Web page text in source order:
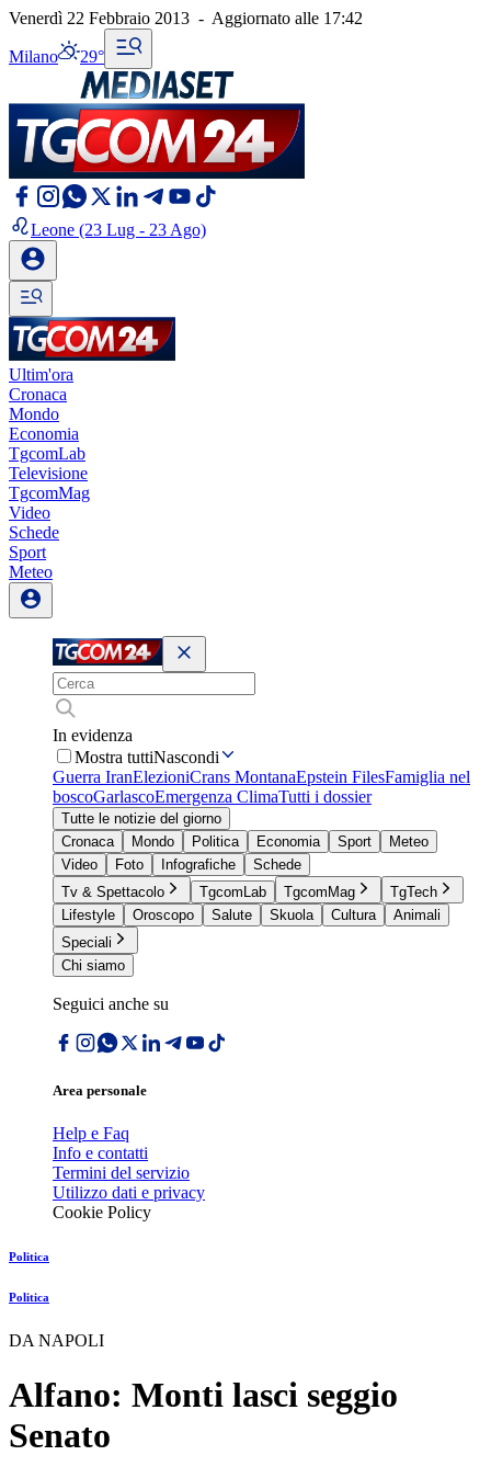
Venerdì 22 Febbraio 2013 - Aggiornato alle 17:42
Milano 29°
Leone (23 Lug - 23 Ago)
Ultim'ora
Cronaca
Mondo
Economia
TgcomLab
Televisione
TgcomMag
Video
Schede
Sport
Meteo
In evidenza
Mostra tuttiNascondi
Guerra IranElezioniCrans MontanaEpstein FilesFamiglia nel
boscoGarlascoEmergenza ClimaTutti i dossier
Tutte le notizie del giorno
Cronaca
Mondo Politica Economia Sport
Meteo
Video
Foto Infografiche
Schede
Tv & Spettacolo
TgcomLab TgcomMag
TgTech
Lifestyle
Oroscopo Salute Skuola Cultura
Animali
Speciali
Chi siamo
Seguici anche su
Area personale
Help e Faq
Info e contatti
Termini del servizio
Utilizzo dati e privacy
Cookie Policy
Politica
Politica
DA NAPOLI
Alfano: Monti lasci seggio
Senato